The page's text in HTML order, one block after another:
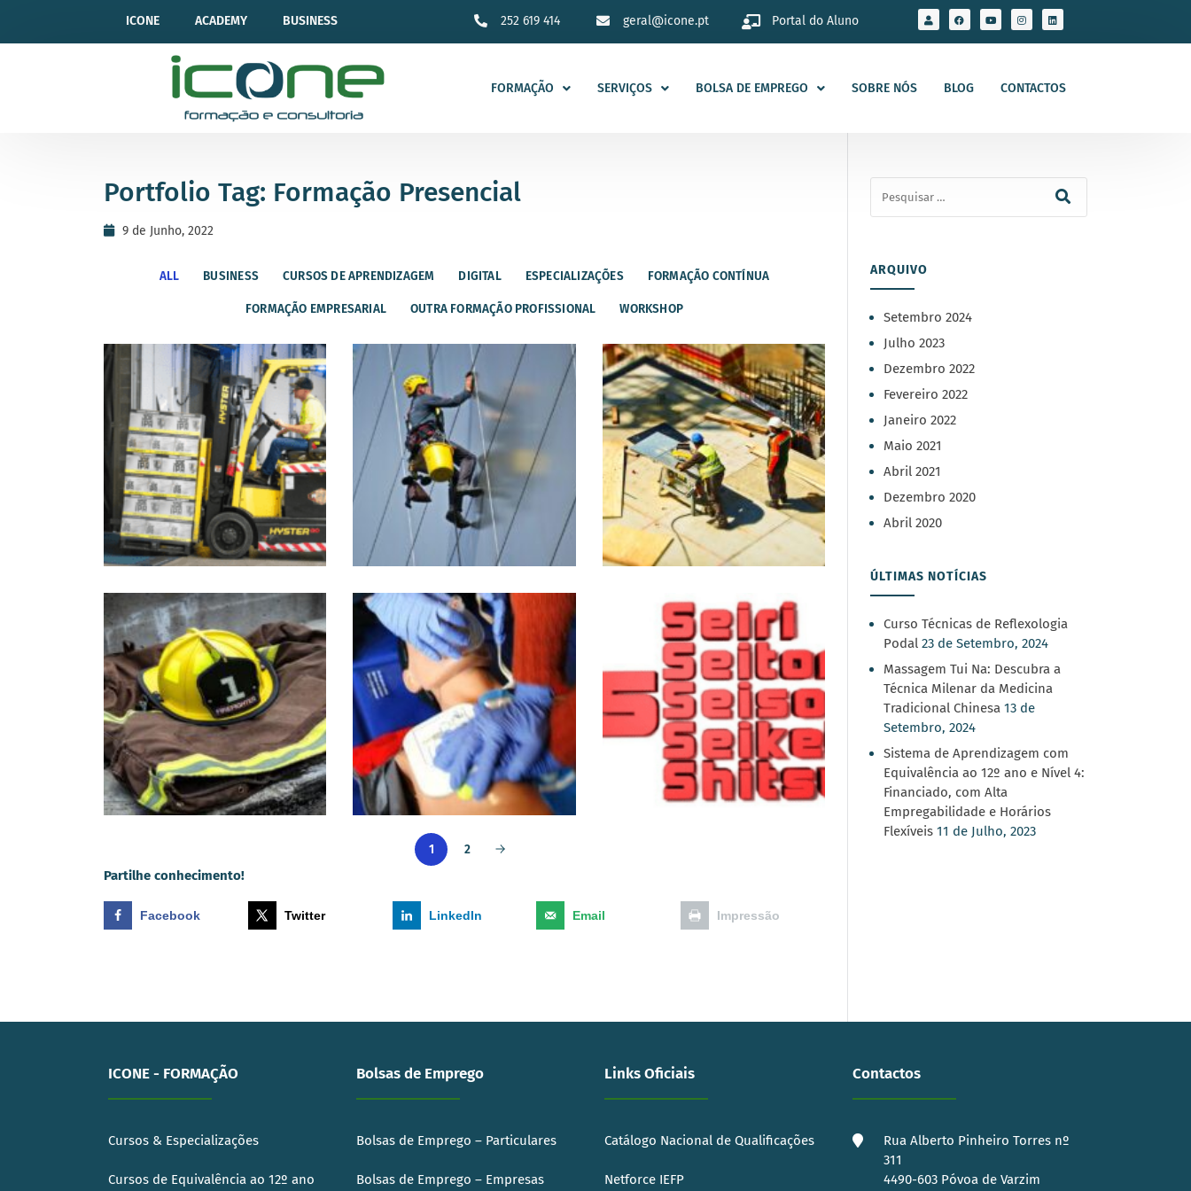
ICONE ACADEMY BUSINESS 252 619 414 geral@icone.pt Portal do Aluno
FORMAÇÃO SERVIÇOS BOLSA DE EMPREGO SOBRE NÓS BLOG CONTACTOS
Portfolio Tag: Formação Presencial
9 de Junho, 2022
ALL BUSINESS CURSOS DE APRENDIZAGEM DIGITAL ESPECIALIZAÇÕES FORMAÇÃO CONTÍNUA
FORMAÇÃO EMPRESARIAL OUTRA FORMAÇÃO PROFISSIONAL WORKSHOP
1 2
Partilhe conhecimento!
Facebook Twitter LinkedIn Email Impressão
ARQUIVO
Setembro 2024
Julho 2023
Dezembro 2022
Fevereiro 2022
Janeiro 2022
Maio 2021
Abril 2021
Dezembro 2020
Abril 2020
ÚLTIMAS NOTÍCIAS
Curso Técnicas de Reflexologia
Podal 23 de Setembro, 2024
Massagem Tui Na: Descubra a
Técnica Milenar da Medicina
Tradicional Chinesa 13 de
Setembro, 2024
Sistema de Aprendizagem com
Equivalência ao 12º ano e Nível 4:
Financiado, com Alta
Empregabilidade e Horários
Flexíveis 11 de Julho, 2023
ICONE - FORMAÇÃO
Cursos & Especializações
Cursos de Equivalência ao 12º ano
Bolsas de Emprego
Bolsas de Emprego – Particulares
Bolsas de Emprego – Empresas
Links Oficiais
Catálogo Nacional de Qualificações
Netforce IEFP
Contactos
Rua Alberto Pinheiro Torres nº
311
4490-603 Póvoa de Varzim